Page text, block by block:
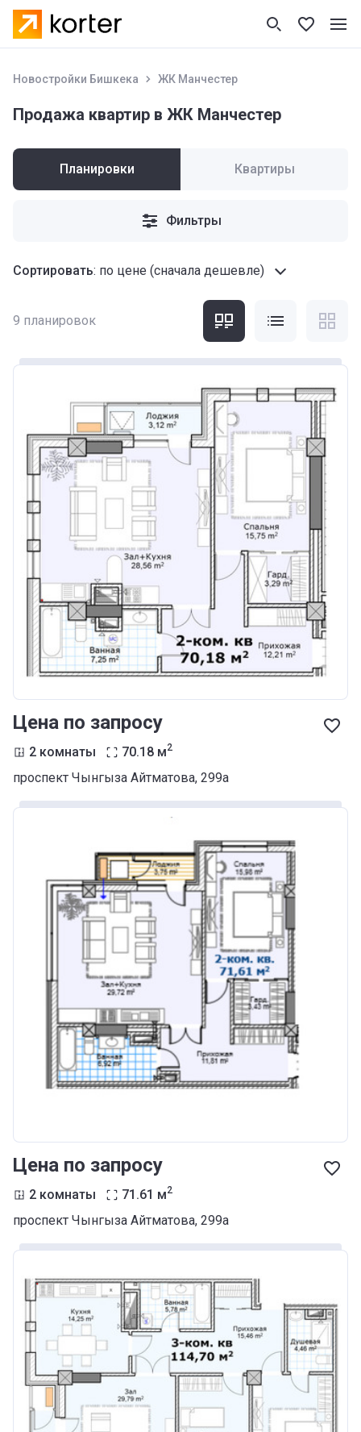
Новостройки Бишкека ЖК Манчестер
Продажа квартир в ЖК Манчестер
Планировки Квартиры
Фильтры
Сортировать: по цене (сначала дешевле)
9 планировок
Цена по запросу
2 комнаты 70.18 м2
проспект Чынгыза Айтматова, 299а
Цена по запросу
2 комнаты 71.61 м2
проспект Чынгыза Айтматова, 299а